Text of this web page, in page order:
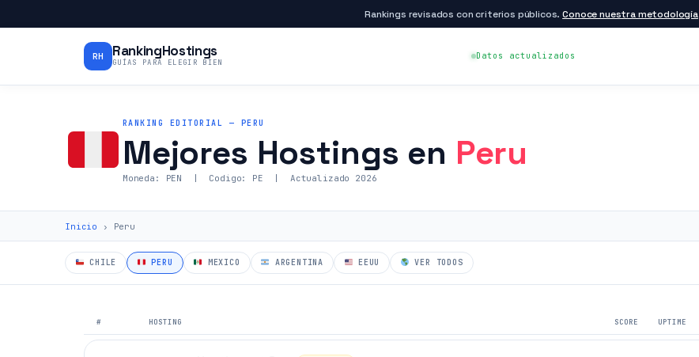
Rankings revisados con criterios públicos.Conoce nuestra metodología
RH RankingHostings
GUÍAS PARA ELEGIR BIEN
Datos actualizados
RANKING EDITORIAL — PERU
Mejores Hostings en Peru
Moneda: PEN | Codigo: PE | Actualizado 2026
Inicio › Peru
CHILE PERU MEXICO ARGENTINA EEUU VER TODOS
# HOSTING SCORE UPTIME